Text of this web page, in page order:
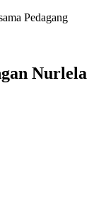
Pedagang
Nurlela